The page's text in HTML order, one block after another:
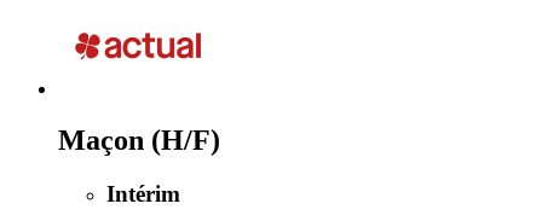
Maçon (H/F)
Intérim